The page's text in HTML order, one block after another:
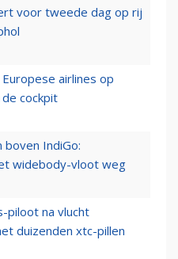
voor tweede dag op rij
airlines op
cockpit
boven IndiGo:
widebody-vloot weg
piloot na vlucht
duizenden xtc-pillen